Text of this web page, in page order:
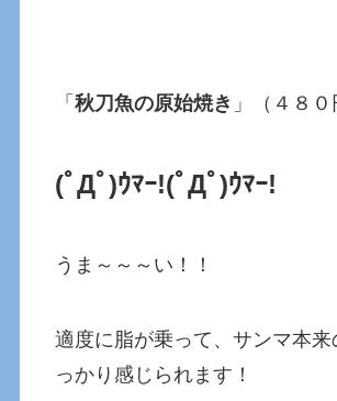
「秋刀魚の原始焼き 」（４８０
(ﾟДﾟ)ｳﾏｰ!(ﾟДﾟ)ｳﾏｰ!
うま～～～い！！
適度に脂が乗って、サンマ本来
っかり感じられます！